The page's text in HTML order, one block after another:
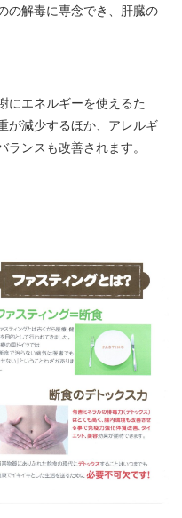
の解毒に専念でき、肝臓の
にエネルギーを使えるた
が減少するほか、アレルギ
ンスも改善されます。